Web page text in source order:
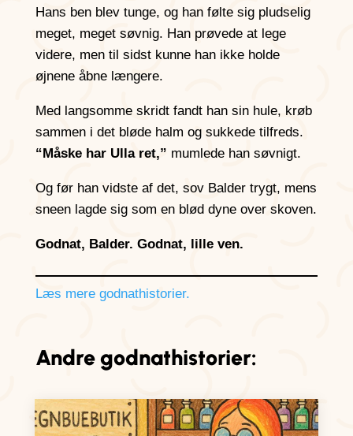
Hans ben blev tunge, og han følte sig pludselig
meget, meget søvnig. Han prøvede at lege
videre, men til sidst kunne han ikke holde
øjnene åbne længere.
Med langsomme skridt fandt han sin hule, krøb
sammen i det bløde halm og sukkede tilfreds.
“Måske har Ulla ret,” mumlede han søvnigt.
Og før han vidste af det, sov Balder trygt, mens
sneen lagde sig som en blød dyne over skoven.
Godnat, Balder. Godnat, lille ven.
Læs mere godnathistorier.
Andre godnathistorier: